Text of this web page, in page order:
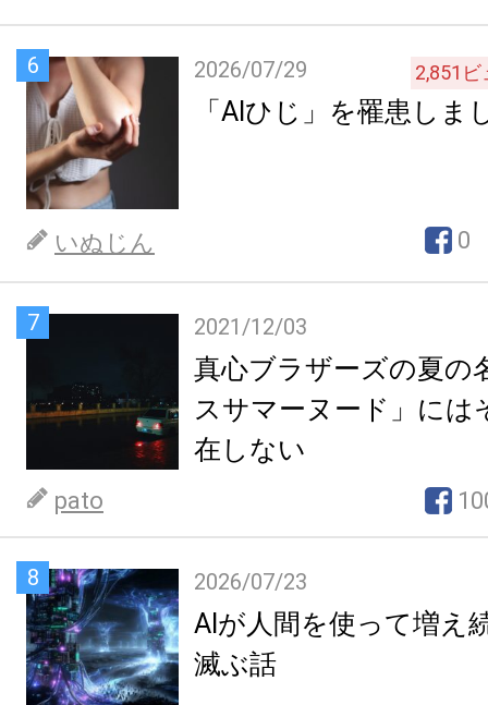
6 2026/07/29 2,851 ビ
「AIひじ」を罹患しま
いぬじん 0
7 2021/12/03
真心ブラザーズの夏の
スサマーヌード」には
在しない
pato
8 2026/07/23
AIが人間を使って増え
滅ぶ話